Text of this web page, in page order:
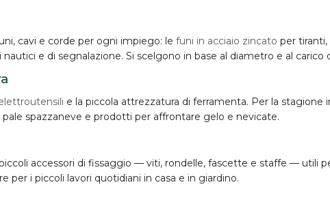
cavi e corde per ogni impiego: le funi in acciaio zincato per
nautici e di segnalazione. Si scelgono in base al diametro e al carico
e la piccola attrezzatura di ferramenta. Per la stagione
pale spazzaneve e prodotti per affrontare gelo e nevicate.
accessori di fissaggio — viti, rondelle, fascette e staffe — utili
per i piccoli lavori quotidiani in casa e in giardino.